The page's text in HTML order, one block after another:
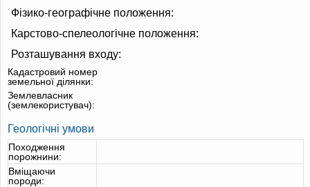
Фізико-географічне положення:
Карстово-спелеологічне положення:
Розташування входу:
Кадастровий номер
земельної ділянки:
Землевласник
(землекористувач):
Геологічні умови
Походження
порожнини:
Вміщаючи
породи: